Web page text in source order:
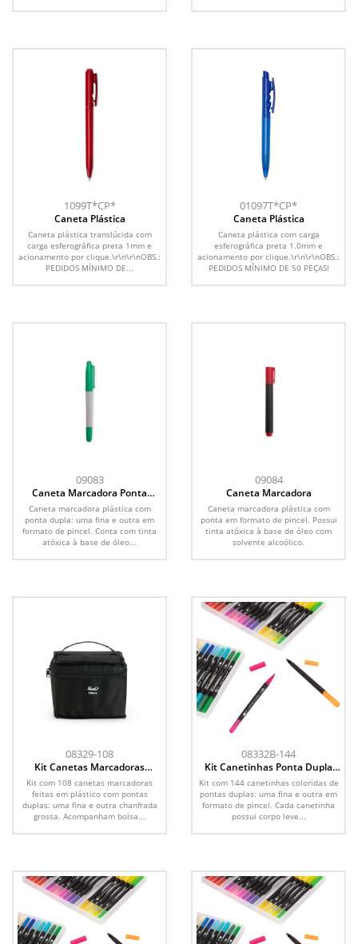
1099T*CP*
Caneta Plástica
Caneta plástica translúcida com
carga esferográfica preta 1mm e
acionamento por clique.\r\n\r\nOBS.:
PEDIDOS MÍNIMO DE...
01097T*CP*
Caneta Plástica
Caneta plástica com carga
esferográfica preta 1.0mm e
acionamento por clique.\r\n\r\nOBS.:
PEDIDOS MÍNIMO DE 50 PEÇAS!
09083
Caneta Marcadora Ponta
Dupla
Caneta marcadora plástica com
ponta dupla: uma fina e outra em
formato de pincel. Conta com tinta
atóxica à base de óleo...
09084
Caneta Marcadora
Caneta marcadora plástica com
ponta em formato de pincel. Possui
tinta atóxica à base de óleo com
solvente alcoólico.
08329-108
Kit Canetas Marcadoras
Pontas Duplas 108 Cores
Kit com 108 canetas marcadoras
feitas em plástico com pontas
duplas: uma fina e outra chanfrada
grossa. Acompanham bolsa...
08332B-144
Kit Canetinhas Ponta Dupla
144 Cores
Kit com 144 canetinhas coloridas de
pontas duplas: uma fina e outra em
formato de pincel. Cada canetinha
possui corpo leve...